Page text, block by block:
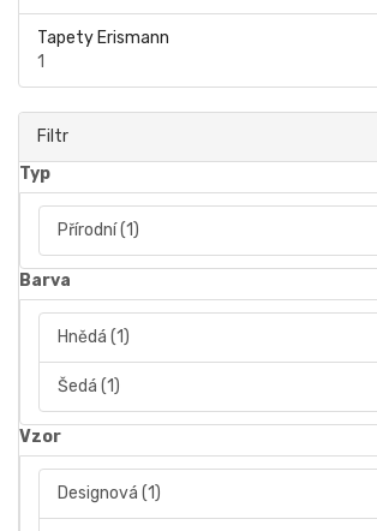
Tapety Erismann
1
Filtr
Typ
Přírodní(1)
Barva
Hnědá (1)
Šedá (1)
Vzor
Designová (1)